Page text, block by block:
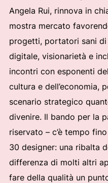
Angela Rui, rinnova in
mostra mercato
progetti, portatori sani
digitale, visionarietà e
incontri con esponenti
cultura e dell’economia,
scenario strategico
divenire. Il bando per la
riservato – c’è tempo
30 designer: una ribalta
differenza di molti altri
fare della qualità un